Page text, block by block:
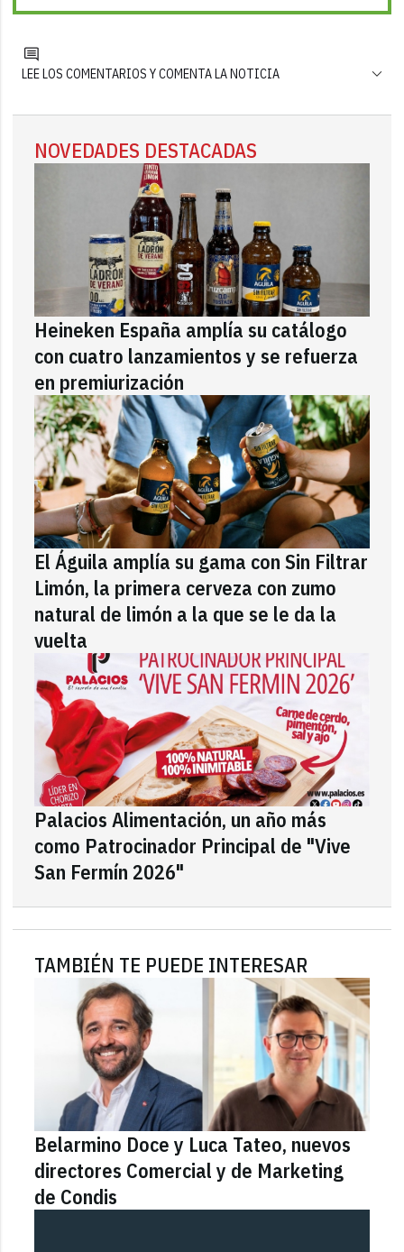
LEE LOS COMENTARIOS Y COMENTA LA NOTICIA
NOVEDADES DESTACADAS
Heineken España amplía su catálogo
con cuatro lanzamientos y se refuerza
en premiurización
El Águila amplía su gama con Sin Filtrar
Limón, la primera cerveza con zumo
natural de limón a la que se le da la
vuelta
Palacios Alimentación, un año más
como Patrocinador Principal de "Vive
San Fermín 2026"
TAMBIÉN TE PUEDE INTERESAR
Belarmino Doce y Luca Tateo, nuevos
directores Comercial y de Marketing
de Condis